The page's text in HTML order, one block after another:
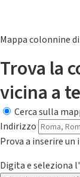
Mappa colonnine
Trova la
vicina a te
Cerca sulla
Indirizzo
Prova a inserire un
Digita e seleziona